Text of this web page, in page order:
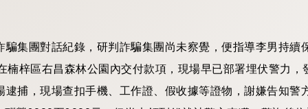
集團對話紀錄，研判詐騙集團尚未察覺，便指導李男持續
梓區右昌森林公園內交付款項，現場早已部署埋伏警力，
捕，現場查扣手機、工作證、假收據等證物，謝嫌告知警